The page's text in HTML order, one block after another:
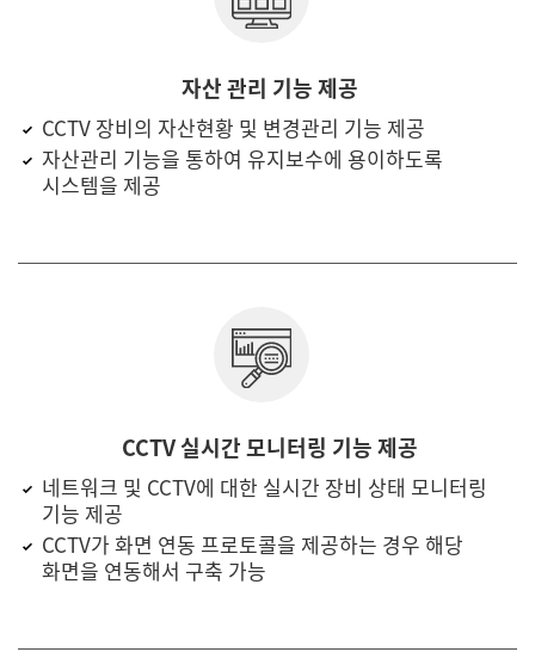
자산 관리 기능 제공
CCTV 장비의 자산현황 및 변경관리 기능 제공
자산관리 기능을 통하여 유지보수에 용이하도록
시스템을 제공
CCTV 실시간 모니터링 기능 제공
네트워크 및 CCTV에 대한 실시간 장비 상태 모니터링
기능 제공
CCTV가 화면 연동 프로토콜을 제공하는 경우 해당
화면을 연동해서 구축 가능